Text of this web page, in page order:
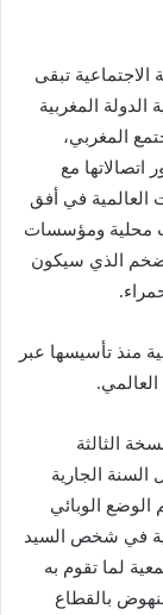
الاجتماعية تبقى
المغربية
المغربي،
مع
العالمية في أفق
محلية ومؤسسات
الذي سيكون
منذ تأسيسها عبر
الثالثة
السنة الجارية
الوضع الوبائي
في شخص السيد
لما تقوم به
بالقطاع